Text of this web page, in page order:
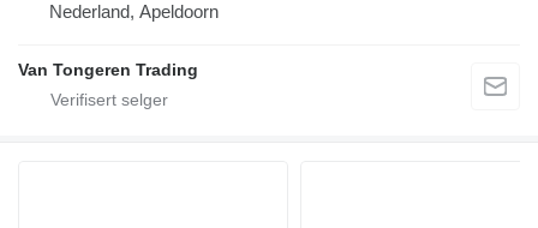
Nederland, Apeldoorn
Van Tongeren Trading